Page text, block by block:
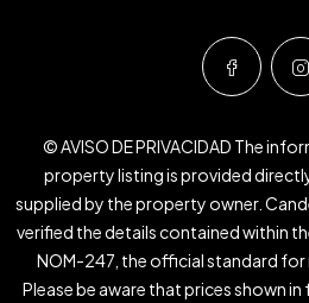
© AVISO DE PRIVACIDAD The
property listing is provided
supplied by the property owner.
verified the details contained within
NOM-247, the official standard for
Please be aware that prices shown